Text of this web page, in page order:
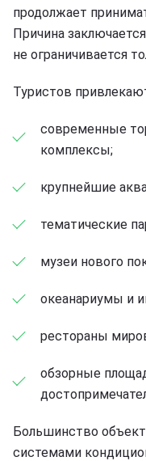
продолжает
Причина
не ограничивается
Туристов
современные
комплексы;
крупнейшие
тематические
музеи нового
океанариумы и
рестораны
обзорные
Большинство
системами